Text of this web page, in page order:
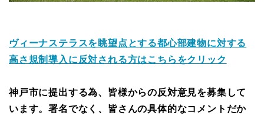
ヴィーナステラスを眺望点とする都心部建物に対する
高さ規制導入に反対される方はこちらをクリック
神戸市に提出する為、皆様からの反対意見を募集して
います。署名でなく、皆さんの具体的なコメントだか